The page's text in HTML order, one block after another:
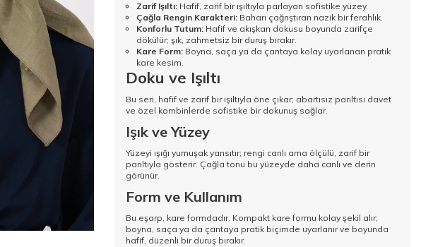
Zarif Işıltı: Hafif, zarif bir ışıltıyla parlayan sofistike yüzey.
Çağla Rengin Karakteri: Baharı çağrıştıran nazik bir ferahlık.
Konforlu Tutum: Hafif ve akışkan dokusu boyunda zarifçe
dökülür; şık, zahmetsiz bir duruş bırakır.
Kare Form: Boyna, saça ya da çantaya kolay uyarlanan pratik
kare kesim.
Doku ve Işıltı
Bu seri, hafif ve zarif bir ışıltıyla öne çıkar; abartısız parıltısı davet
ve özel kombinlerde sofistike bir dokunuş sağlar.
Işık ve Yüzey
Yüzeyi ışığı yumuşak yansıtır; rengi canlı ama ölçülü, zarif bir
parıltıyla gösterir. Çağla tonu bu yüzeyde daha canlı ve derin
görünür.
Form ve Kullanım
Bu eşarp, kare formdadır. Kompakt kare formu kolay şekil alır;
boyna, saça ya da çantaya pratik biçimde uyarlanır ve boyunda
hafif, düzenli bir duruş bırakır.